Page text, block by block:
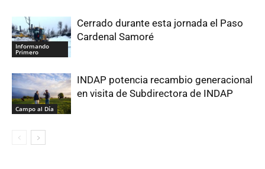
Informando
Primero
Cerrado durante esta jornada el Paso
Cardenal Samoré
Campo al Día
INDAP potencia recambio generacional
en visita de Subdirectora de INDAP